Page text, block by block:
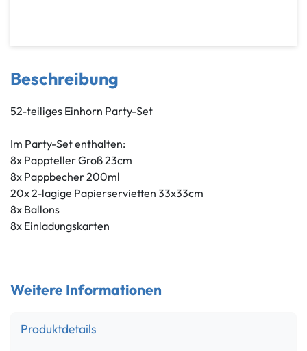
Beschreibung
52-teiliges Einhorn Party-Set
Im Party-Set enthalten:
8x Pappteller Groß 23cm
8x Pappbecher 200ml
20x 2-lagige Papierservietten 33x33cm
8x Ballons
8x Einladungskarten
Weitere Informationen
Produktdetails